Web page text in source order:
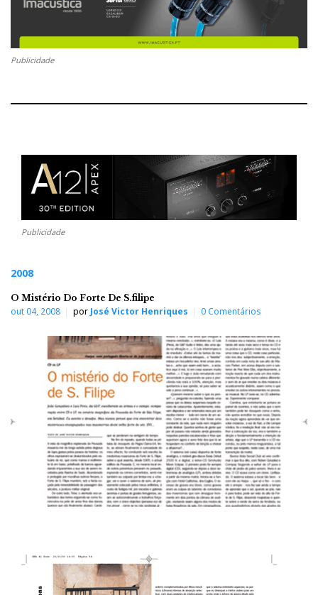
Publicidade
Publicidade
2008
O Mistério Do Forte De S.filipe
out 04, 2008 por José Victor Henriques 0 Comentários